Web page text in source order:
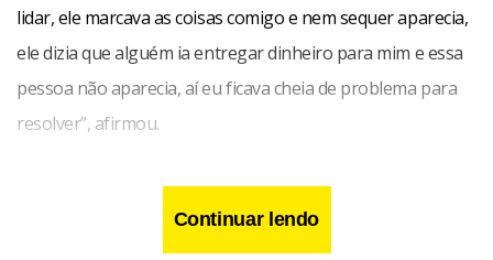
lidar, ele marcava as coisas comigo e nem sequer aparecia,
ele dizia que alguém ia entregar dinheiro para mim e essa
pessoa não aparecia, aí eu ficava cheia de problema para
resolver”, afirmou.
A empresária contou que o orçamento da campanha foi
fechado diretamente entre ela e Pimentel, no primeiro
Continuar lendo